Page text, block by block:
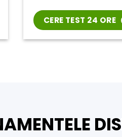
CERE TEST 24 ORE